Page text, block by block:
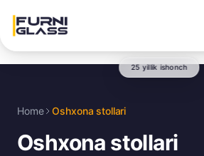
25 yillik ishonch
Home Oshxona stollari
Oshxona stollari